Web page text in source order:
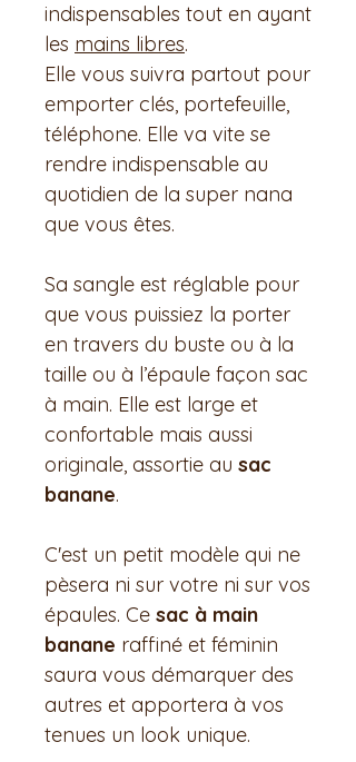
indispensables tout en ayant
les mains libres.
Elle vous suivra partout pour
emporter clés, portefeuille,
téléphone. Elle va vite se
rendre indispensable au
quotidien de la super nana
que vous êtes.
Sa sangle est réglable pour
que vous puissiez la porter
en travers du buste ou à la
taille ou à l’épaule façon sac
à main. Elle est large et
confortable mais aussi
originale, assortie au sac
banane.
C'est un petit modèle qui ne
pèsera ni sur votre ni sur vos
épaules. Ce sac à main
banane raffiné et féminin
saura vous démarquer des
autres et apportera à vos
tenues un look unique.